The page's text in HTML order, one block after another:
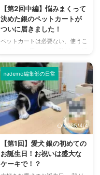
す。 ▼前編はこちら お互いのワ
ンコが大喜び！ 車を走らせるこ
と約4時間、ついにワンコ友達の
家に到着。 友達とモナちゃんが
一緒に家の前で待ってお出迎えを
してくれて、車を降りるなりお互
いのワンコが暴走ともいえるほど
おおはしゃぎ。 とにかく嬉しさ
が溢れて本当にスゴかった。 ...
【第2回中編】悩みまくって
決めた銀のペットカートが
ついに届きました！
ペットカートは必要ない、使うこ
して購入することを決めました。
せっかく買うなら、銀にとって快
適な乗り心地のペットカートを選
んであげたい！ 今回の中編で
は、ペットカート買うにあたって
外せない条件や届いたときの様子
を、愛犬の銀と共にお伝えしてい
きます。 これだけは絶対に外せ
ない！我が家のペットカート購入
の条件 とても種類が豊富なペッ
トカート。 ふむふむ。色々調べ
てみると操作性や機能性が違うよ
nademo編集部の日常
2025/4/4
【第1回】愛犬 銀の初めての
お誕生日！お祝いは盛大な
ケーキで！？